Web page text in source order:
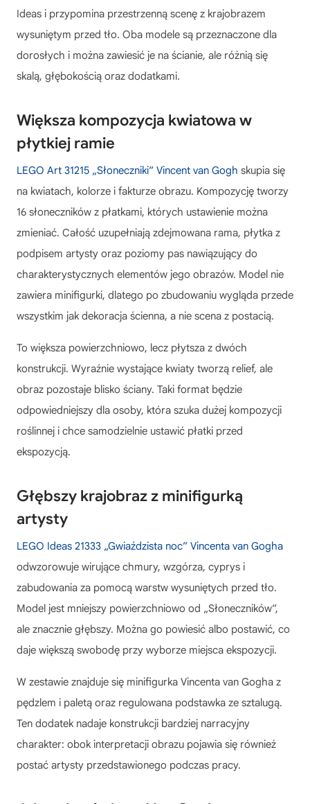
Ideas i przypomina przestrzenną scenę z krajobrazem
wysuniętym przed tło. Oba modele są przeznaczone dla
dorosłych i można zawiesić je na ścianie, ale różnią się
skalą, głębokością oraz dodatkami.
Większa kompozycja kwiatowa w
płytkiej ramie
LEGO Art 31215 „Słoneczniki” Vincent van Gogh skupia się
na kwiatach, kolorze i fakturze obrazu. Kompozycję tworzy
16 słoneczników z płatkami, których ustawienie można
zmieniać. Całość uzupełniają zdejmowana rama, płytka z
podpisem artysty oraz poziomy pas nawiązujący do
charakterystycznych elementów jego obrazów. Model nie
zawiera minifigurki, dlatego po zbudowaniu wygląda przede
wszystkim jak dekoracja ścienna, a nie scena z postacią.
To większa powierzchniowo, lecz płytsza z dwóch
konstrukcji. Wyraźnie wystające kwiaty tworzą relief, ale
obraz pozostaje blisko ściany. Taki format będzie
odpowiedniejszy dla osoby, która szuka dużej kompozycji
roślinnej i chce samodzielnie ustawić płatki przed
ekspozycją.
Głębszy krajobraz z minifigurką
artysty
LEGO Ideas 21333 „Gwiaździsta noc” Vincenta van Gogha
odwzorowuje wirujące chmury, wzgórza, cyprys i
zabudowania za pomocą warstw wysuniętych przed tło.
Model jest mniejszy powierzchniowo od „Słoneczników”,
ale znacznie głębszy. Można go powiesić albo postawić, co
daje większą swobodę przy wyborze miejsca ekspozycji.
W zestawie znajduje się minifigurka Vincenta van Gogha z
pędzlem i paletą oraz regulowana podstawka ze sztalugą.
Ten dodatek nadaje konstrukcji bardziej narracyjny
charakter: obok interpretacji obrazu pojawia się również
postać artysty przedstawionego podczas pracy.